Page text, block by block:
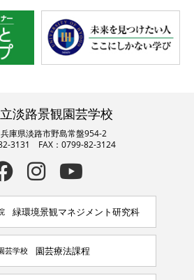
淡路景観園芸学校
庫県淡路市野島常盤954-2
3131 FAX：0799-82-3124
緑環境景観マネジメント研究科
芸学校 園芸療法課程